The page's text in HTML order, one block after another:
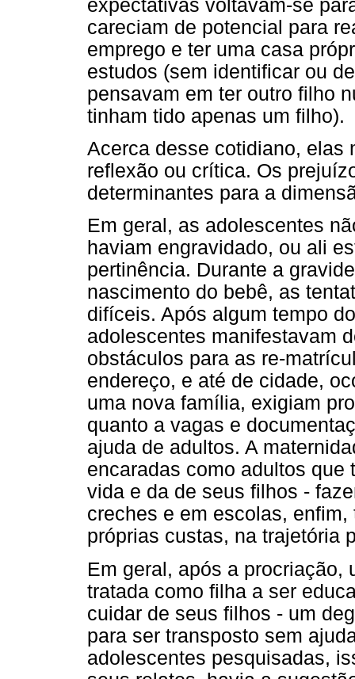
expectativas voltavam-se
careciam de potencial para
emprego e ter uma casa
estudos (sem identificar ou
pensavam em ter outro filho
tinham tido apenas um filho).
Acerca desse cotidiano, elas
reflexão ou crítica. Os
determinantes para a
Em geral, as adolescentes
haviam engravidado, ou ali
pertinência. Durante a
nascimento do bebê, as
difíceis. Após algum tempo
adolescentes manifestavam
obstáculos para as re-
endereço, e até de cidade,
uma nova família, exigiam
quanto a vagas e
ajuda de adultos. A
encaradas como adultos que
vida e da de seus filhos -
creches e em escolas,
próprias custas, na trajetória
Em geral, após a procriação,
tratada como filha a ser
cuidar de seus filhos - um
para ser transposto sem
adolescentes pesquisadas,